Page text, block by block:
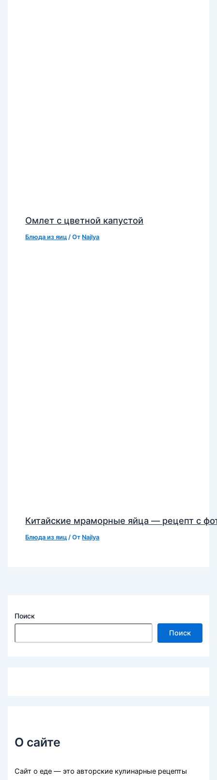
Омлет с цветной капустой
Блюда из яиц / От Najlya
Китайские мраморные яйца — рецепт с
Блюда из яиц / От Najlya
Поиск
Поиск
О сайте
Сайт о еде — это авторские кулинарные рецепты